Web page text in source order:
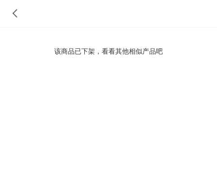
该商品已下架，看看其他相似产品吧